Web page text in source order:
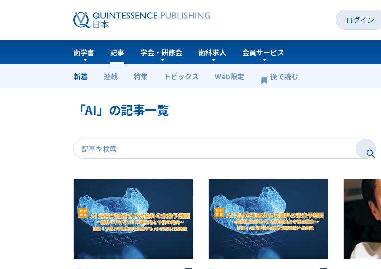
ログイン
歯学書 記事
新着 連載 特集 トピックス Web限定 後で読む
学会・研修会 歯科求人 会員サービス
ホーム 記事
「AI」の記事一覧